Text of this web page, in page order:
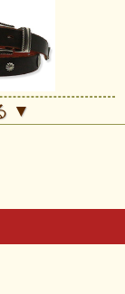
在）
さらにプレゼント
しお届けします!!
ンドメイドベル
▼